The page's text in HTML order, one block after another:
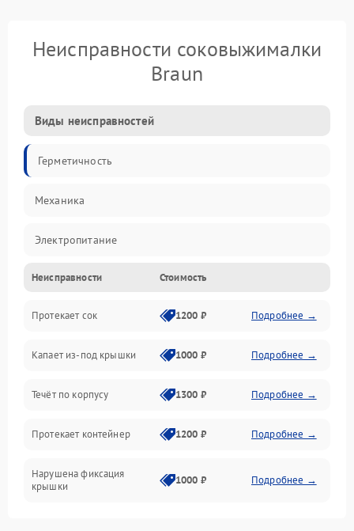
Неисправности соковыжималки
Braun
Виды неисправностей
Герметичность
Механика
Электропитание
Производительность
Неисправности Стоимость
Протекает сок 1200 ₽ Подробнее →
Капает из-под крышки 1000 ₽ Подробнее →
Течёт по корпусу 1300 ₽ Подробнее →
Протекает контейнер 1200 ₽ Подробнее →
Нарушена фиксация
крышки
1000 ₽ Подробнее →